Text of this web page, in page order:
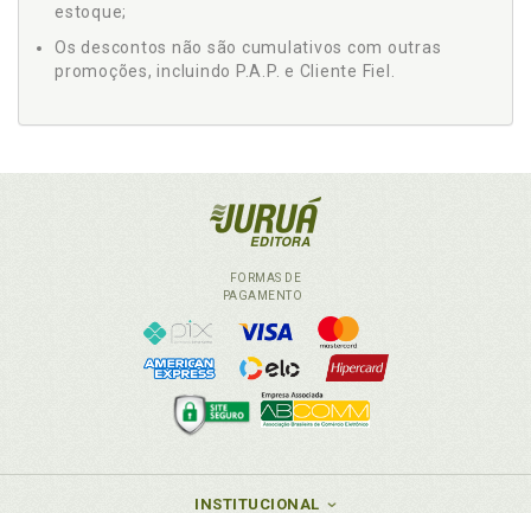
estoque;
Os descontos não são cumulativos com outras
promoções, incluindo P.A.P. e Cliente Fiel.
FORMAS DE
PAGAMENTO
INSTITUCIONAL